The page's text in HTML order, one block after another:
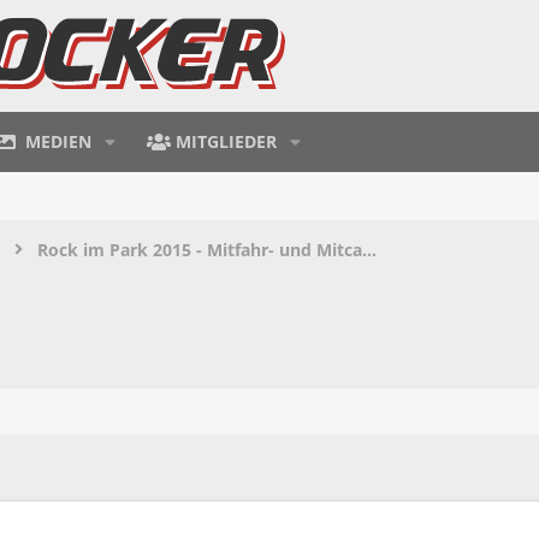
MEDIEN MITGLIEDER
Rock im Park 2015 - Mitfahr- und Mitcampzentrale